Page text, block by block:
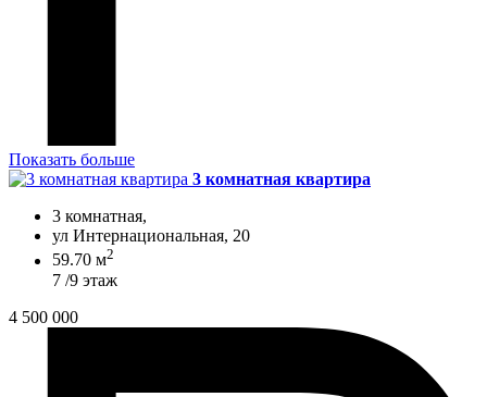
Показать больше
3 комнатная квартира
3 комнатная,
ул Интернациональная, 20
59.70 м2
7 /9 этаж
4 500 000